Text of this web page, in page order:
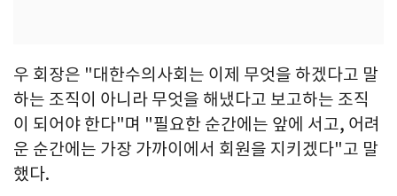
우 회장은 "대한수의사회는 이제 무엇을 하겠다고 말
하는 조직이 아니라 무엇을 해냈다고 보고하는 조직
이 되어야 한다"며 "필요한 순간에는 앞에 서고, 어려
운 순간에는 가장 가까이에서 회원을 지키겠다"고 말
했다.